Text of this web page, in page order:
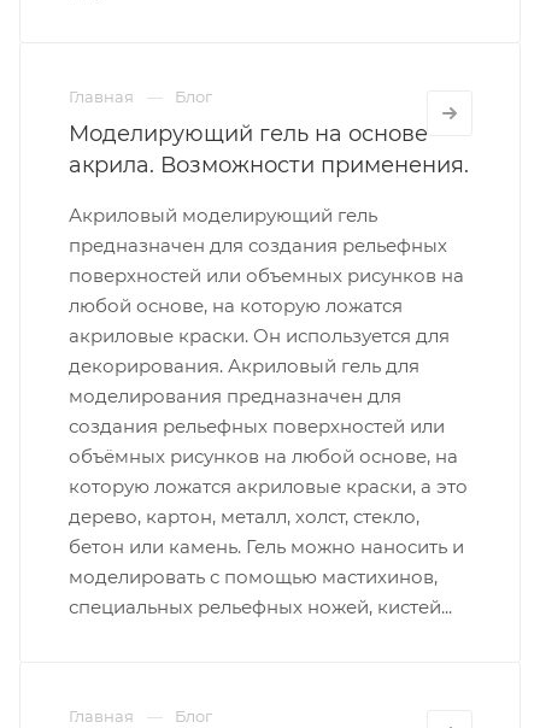
Главная Блог
Моделирующий гель на основе
акрила. Возможности применения.
Акриловый моделирующий гель
предназначен для создания рельефных
поверхностей или объемных рисунков на
любой основе, на которую ложатся
акриловые краски. Он используется для
декорирования. Акриловый гель для
моделирования предназначен для
создания рельефных поверхностей или
объёмных рисунков на любой основе, на
которую ложатся акриловые краски, а это
дерево, картон, металл, холст, стекло,
бетон или камень. Гель можно наносить и
моделировать с помощью мастихинов,
специальных рельефных ножей, кистей...
Главная Блог